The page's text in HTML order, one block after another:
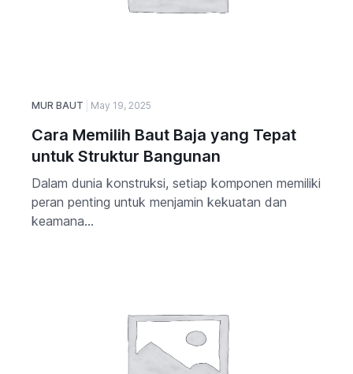
MUR BAUT May 19, 2025
Cara Memilih Baut Baja yang Tepat
untuk Struktur Bangunan
Dalam dunia konstruksi, setiap komponen memiliki
peran penting untuk menjamin kekuatan dan
keamana...